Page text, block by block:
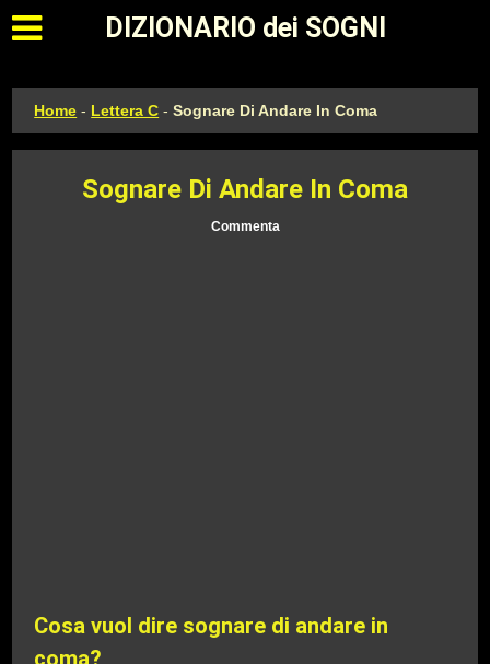
Apri il menu principale
DIZIONARIO dei SOGNI
Home - Lettera C -Sognare Di Andare In Coma
Sognare Di Andare In Coma
Commenta
Cosa vuol dire sognare di andare in
coma?